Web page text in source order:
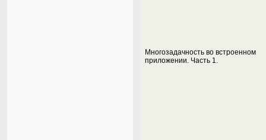
Многозадачность во встроенном
приложении. Часть 1.